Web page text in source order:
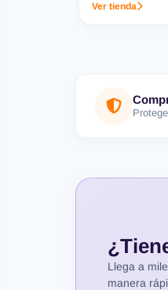
Ver tienda
Llega a
manera